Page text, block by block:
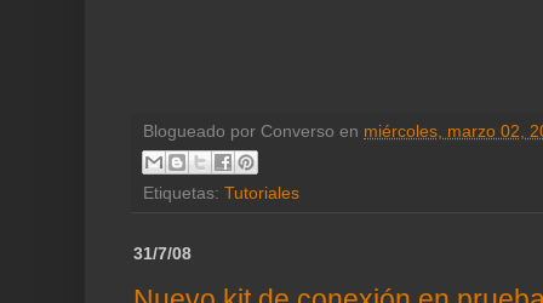
Blogueado por Converso en miércoles, marzo 02,
Etiquetas: Tutoriales
31/7/08